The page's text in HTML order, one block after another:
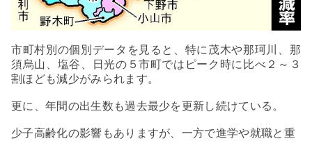
市町村別の個別データを見ると、 特に茂木や那珂川、那
須烏山、塩谷、日光の５市町ではピーク時に比べ２～３
割ほども減少がみられます。
更に、年間の出生数も過去最少を更新し続けている。
少子高齢化の影響もありますが、一方で進学や就職と重